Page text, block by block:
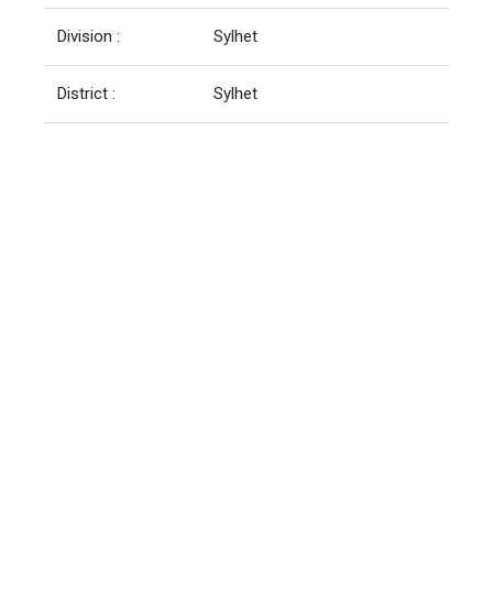
Division : Sylhet
District : Sylhet